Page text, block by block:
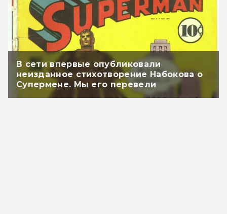
В сети впервые опубликовали
неизданное стихотворение Набокова о
Супермене. Мы его перевели